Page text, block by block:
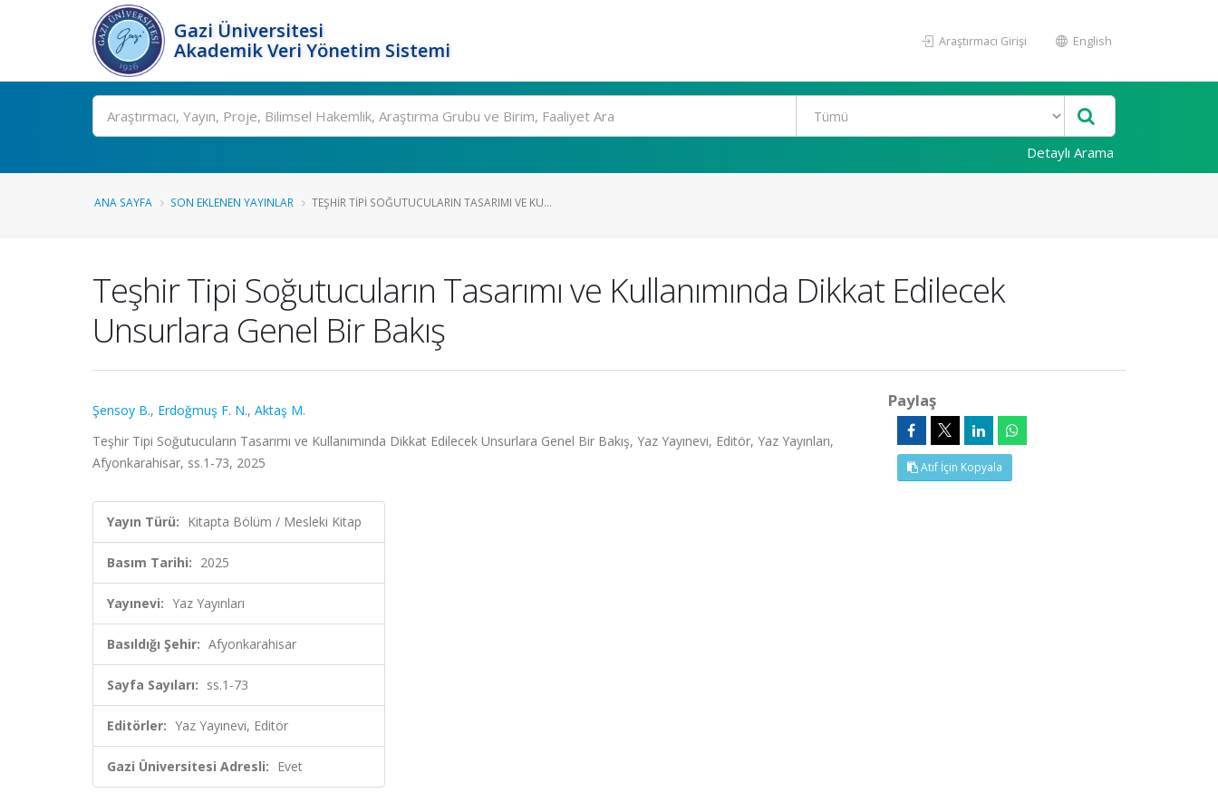
Gazi Üniversitesi
Akademik Veri Yönetim Sistemi
Araştırmacı Girişi English
Ara
Detaylı Arama
ANA SAYFA SON EKLENEN YAYINLAR TEŞHIR TIPI SOĞUTUCULARIN TASARIMI VE KU...
Teşhir Tipi Soğutucuların Tasarımı ve Kullanımında Dikkat Edilecek
Unsurlara Genel Bir Bakış
Şensoy B., Erdoğmuş F. N., Aktaş M.
Teşhir Tipi Soğutucuların Tasarımı ve Kullanımında Dikkat Edilecek Unsurlara Genel Bir Bakış, Yaz Yayınevi, Editör, Yaz Yayınları,
Afyonkarahisar, ss.1-73, 2025
Yayın Türü: Kitapta Bölüm / Mesleki Kitap
Basım Tarihi: 2025
Yayınevi: Yaz Yayınları
Basıldığı Şehir: Afyonkarahisar
Sayfa Sayıları: ss.1-73
Editörler: Yaz Yayınevi, Editör
Gazi Üniversitesi Adresli: Evet
Paylaş
Atıf İçin Kopyala